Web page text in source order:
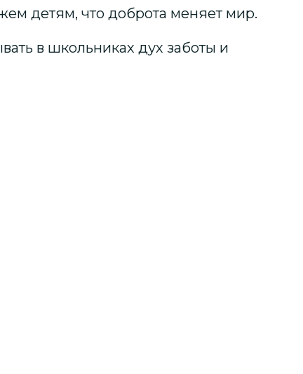
детям, что доброта меняет мир.
в школьниках дух заботы и